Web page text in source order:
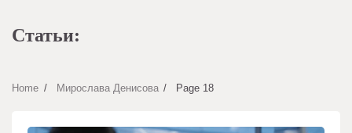
Статьи:
Home Мирослава Денисова Page 18